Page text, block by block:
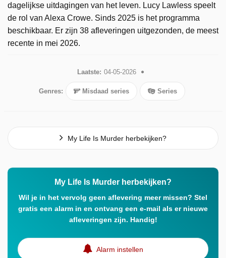
dagelijkse uitdagingen van het leven. Lucy Lawless speelt
de rol van Alexa Crowe. Sinds 2025 is het programma
beschikbaar. Er zijn 38 afleveringen uitgezonden, de meest
recente in mei 2026.
Laatste: 04-05-2026
Genres: Misdaad series Series
My Life Is Murder herbekijken?
My Life Is Murder herbekijken?
Wil je in het vervolg geen aflevering meer missen? Stel
gratis een alarm in en ontvang een e-mail als er nieuwe
afleveringen zijn. Handig!
Alarm instellen